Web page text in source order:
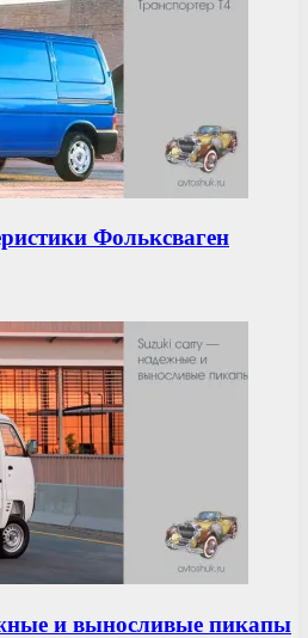
Фольксваген
и выносливые пикапы